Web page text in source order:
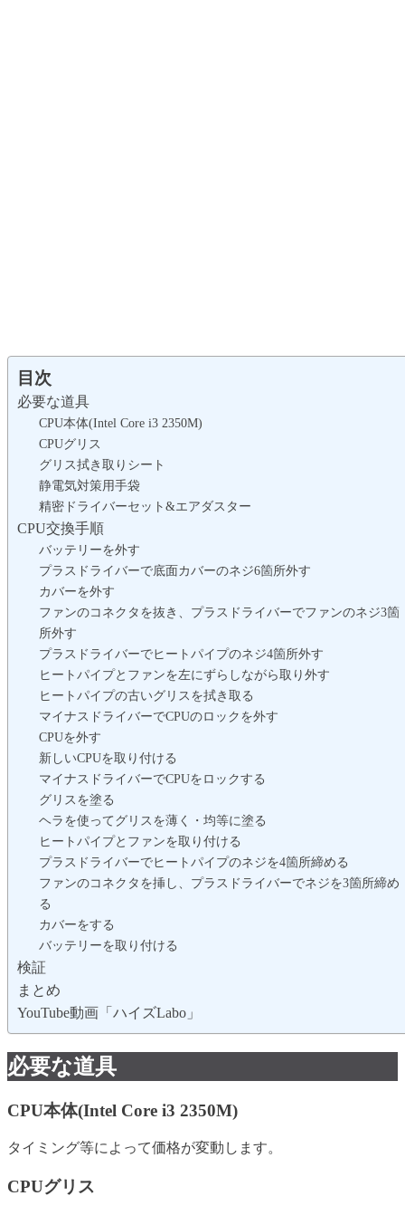
目次
必要な道具
CPU本体(Intel Core i3 2350M)
CPUグリス
グリス拭き取りシート
静電気対策用手袋
精密ドライバーセット&エアダスター
CPU交換手順
バッテリーを外す
プラスドライバーで底面カバーのネジ6箇所外す
カバーを外す
ファンのコネクタを抜き、プラスドライバーでファンのネジ3箇
所外す
プラスドライバーでヒートパイプのネジ4箇所外す
ヒートパイプとファンを左にずらしながら取り外す
ヒートパイプの古いグリスを拭き取る
マイナスドライバーでCPUのロックを外す
CPUを外す
新しいCPUを取り付ける
マイナスドライバーでCPUをロックする
グリスを塗る
ヘラを使ってグリスを薄く・均等に塗る
ヒートパイプとファンを取り付ける
プラスドライバーでヒートパイプのネジを4箇所締める
ファンのコネクタを挿し、プラスドライバーでネジを3箇所締め
る
カバーをする
バッテリーを取り付ける
検証
まとめ
YouTube動画「ハイズLabo」
必要な道具
CPU本体(Intel Core i3 2350M)
タイミング等によって価格が変動します。
CPUグリス